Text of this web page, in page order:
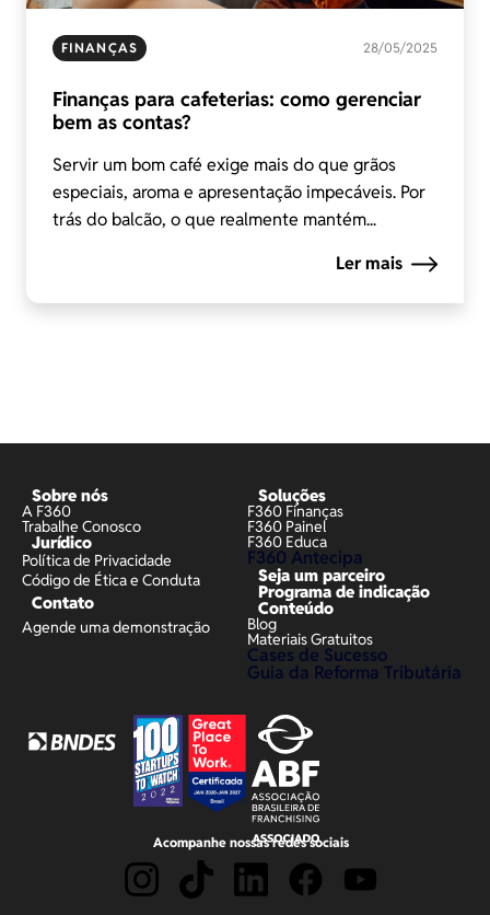
FINANÇAS 28/05/2025
Finanças para cafeterias: como gerenciar
bem as contas?
Servir um bom café exige mais do que grãos
especiais, aroma e apresentação impecáveis. Por
trás do balcão, o que realmente mantém...
Ler mais
Sobre nós
A F360
Trabalhe Conosco
Jurídico
Política de Privacidade
Código de Ética e Conduta
Contato
Agende uma demonstração
Soluções
F360 Finanças
F360 Painel
F360 Educa
F360 Antecipa
Seja um parceiro
Programa de indicação
Conteúdo
Blog
Materiais Gratuitos
Cases de Sucesso
Guia da Reforma Tributária
Acompanhe nossas redes sociais